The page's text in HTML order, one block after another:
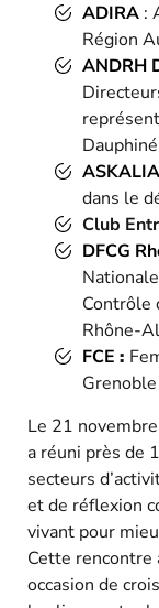
ADIRA :
Région
ANDRH
dans le
Club
DFCG
Contrôle
Rhône-
FCE :
Le 21
a réuni près de
secteurs
et de réflexion
vivant pour
Cette rencontre
occasion de